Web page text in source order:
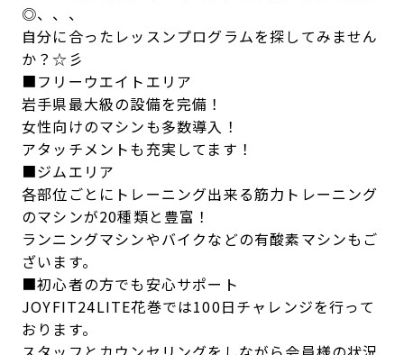
◎、、、
自分に合ったレッスンプログラムを探してみません
か？☆彡
■フリーウエイトエリア
岩手県最大級の設備を完備！
女性向けのマシンも多数導入！
アタッチメントも充実してます！
■ジムエリア
各部位ごとにトレーニング出来る筋力トレーニング
のマシンが20種類と豊富！
ランニングマシンやバイクなどの有酸素マシンもご
ざいます。
■初心者の方でも安心サポート
JOYFIT24LITE花巻では100日チャレンジを行って
おります。